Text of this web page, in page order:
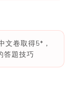
卷取得5*，
答題技巧